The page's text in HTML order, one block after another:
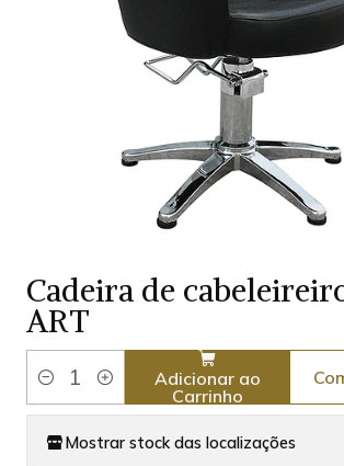
Cadeira de
ART
Quantidade
Adicionar ao
Carrinho
Mostrar stock das localizações